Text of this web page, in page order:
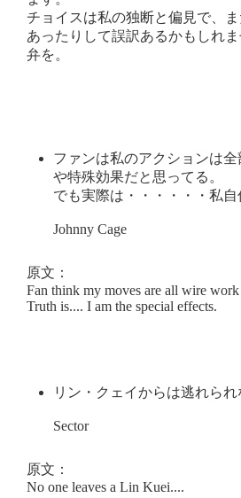
チョイスは私の独断と偏見で、
あったりして誤訳あるかもしれ
弁を。
ファンは私のアクションは
や特殊効果だと思ってる。
でも実際は・・・・・・私
Johnny Cage
原文：
Fan think my moves are all wire work
Truth is.... I am the special effects.
リン・クェイからは逃れられ
Sector
原文：
No one leaves a Lin Kuei....